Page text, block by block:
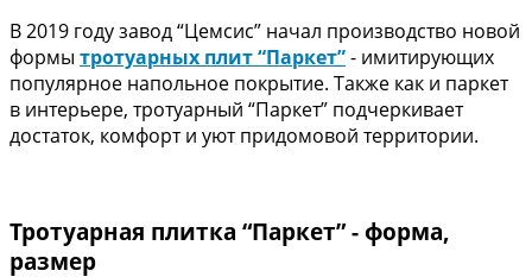
В 2019 году завод “Цемсис” начал производство новой
формы тротуарных плит “Паркет”- имитирующих
популярное напольное покрытие. Также как и паркет
в интерьере, тротуарный “Паркет” подчеркивает
достаток, комфорт и уют придомовой территории.
Тротуарная плитка “Паркет” - форма,
размер